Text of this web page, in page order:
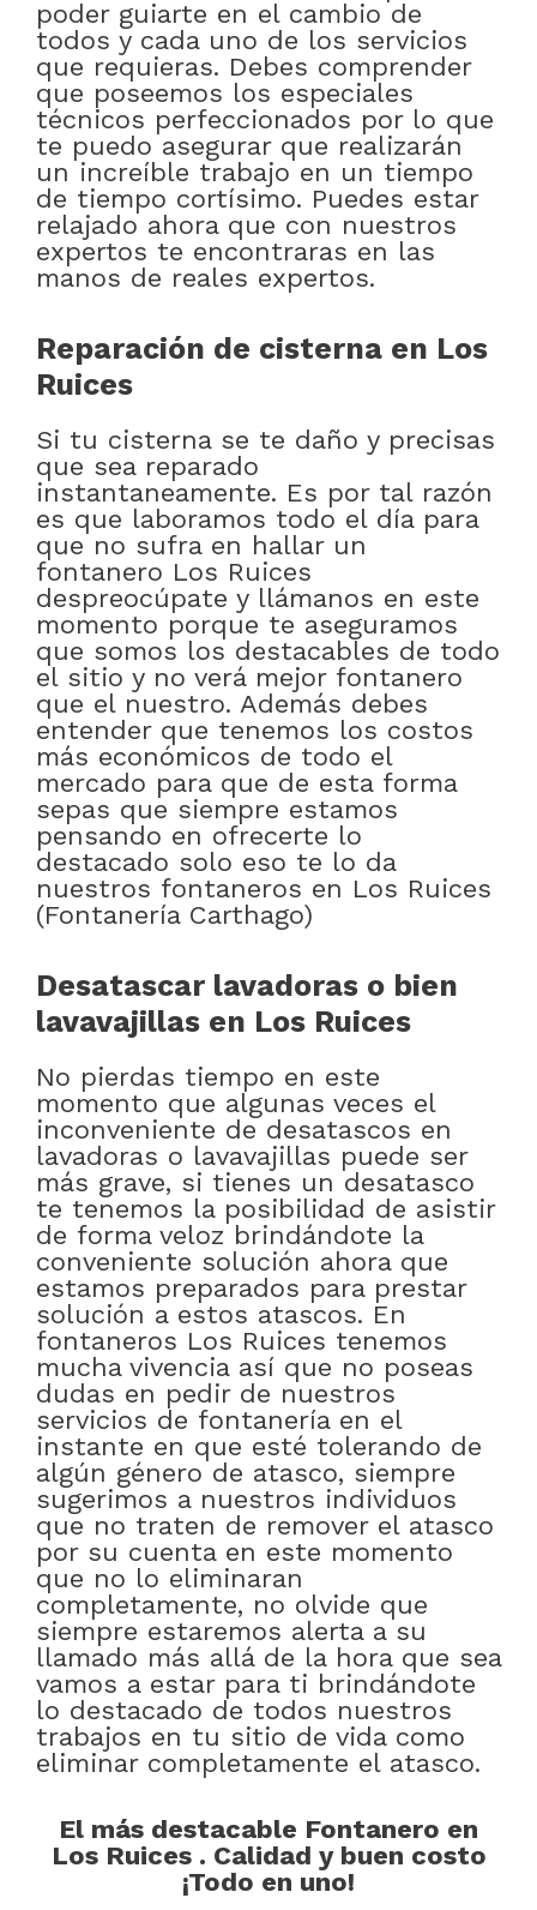
poder guiarte en el cambio de
todos y cada uno de los servicios
que requieras. Debes comprender
que poseemos los especiales
técnicos perfeccionados por lo que
te puedo asegurar que realizarán
un increíble trabajo en un tiempo
de tiempo cortísimo. Puedes estar
relajado ahora que con nuestros
expertos te encontraras en las
manos de reales expertos.
Reparación de cisterna en Los
Ruices
Si tu cisterna se te daño y precisas
que sea reparado
instantaneamente. Es por tal razón
es que laboramos todo el día para
que no sufra en hallar un
fontanero Los Ruices
despreocúpate y llámanos en este
momento porque te aseguramos
que somos los destacables de todo
el sitio y no verá mejor fontanero
que el nuestro. Además debes
entender que tenemos los costos
más económicos de todo el
mercado para que de esta forma
sepas que siempre estamos
pensando en ofrecerte lo
destacado solo eso te lo da
nuestros fontaneros en Los Ruices
(Fontanería Carthago)
Desatascar lavadoras o bien
lavavajillas en Los Ruices
No pierdas tiempo en este
momento que algunas veces el
inconveniente de desatascos en
lavadoras o lavavajillas puede ser
más grave, si tienes un desatasco
te tenemos la posibilidad de asistir
de forma veloz brindándote la
conveniente solución ahora que
estamos preparados para prestar
solución a estos atascos. En
fontaneros Los Ruices tenemos
mucha vivencia así que no poseas
dudas en pedir de nuestros
servicios de fontanería en el
instante en que esté tolerando de
algún género de atasco, siempre
sugerimos a nuestros individuos
que no traten de remover el atasco
por su cuenta en este momento
que no lo eliminaran
completamente, no olvide que
siempre estaremos alerta a su
llamado más allá de la hora que sea
vamos a estar para ti brindándote
lo destacado de todos nuestros
trabajos en tu sitio de vida como
eliminar completamente el atasco.
El más destacable Fontanero en
Los Ruices . Calidad y buen costo
¡Todo en uno!